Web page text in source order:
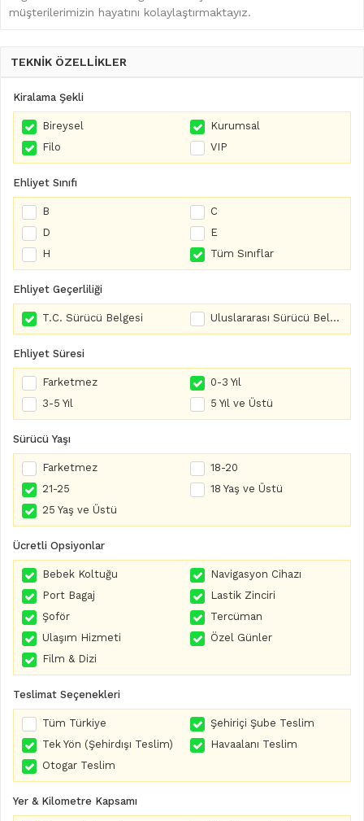
müşterilerimizin hayatını kolaylaştırmaktayız.
TEKNİK ÖZELLİKLER
Kiralama Şekli
Bireysel
Kurumsal
Filo
VIP
Ehliyet Sınıfı
B
C
D
E
H
Tüm Sınıflar
Ehliyet Geçerliliği
T.C. Sürücü Belgesi Uluslararası Sürücü Belgesi
Ehliyet Süresi
Farketmez
0-3 Yıl
3-5 Yıl
5 Yıl ve Üstü
Sürücü Yaşı
Farketmez
18-20
21-25
18 Yaş ve Üstü
25 Yaş ve Üstü
Ücretli Opsiyonlar
Bebek Koltuğu
Navigasyon Cihazı
Port Bagaj
Lastik Zinciri
Şoför
Tercüman
Ulaşım Hizmeti
Özel Günler
Film & Dizi
Teslimat Seçenekleri
Tüm Türkiye
Şehiriçi Şube Teslim
Tek Yön (Şehirdışı Teslim)
Havaalanı Teslim
Otogar Teslim
Yer & Kilometre Kapsamı